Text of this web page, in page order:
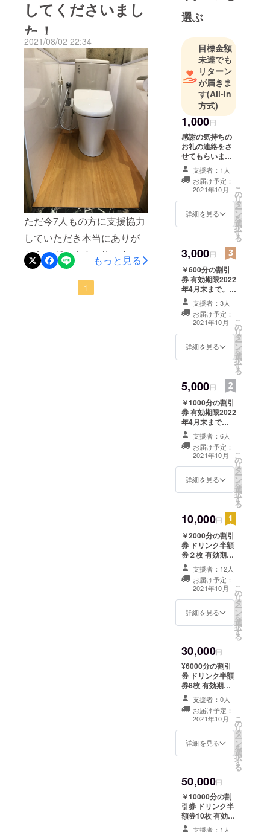
いの頃よりお父さん(大工の
極みの職人さん)といらっ
しゃっていて今回のますや
復活の話をしたところ快諾
してくれました！気持ちで
やってくれると話してくれ
ましたが今は彼はイチ大工
職人。プロにやってもらう
にもしっかりとやった分の
見返りを出したいと思って
います。そのためにももっ
と多くの支援協力してもら
える方をお願いします。そ
してここから始めて手伝っ
てもらうその他の職人さ
ん。また他のお客様で写真
家の方もいて写真に収め、
SNSなどで店の状態や新し
してくださいまし
た！
2021/08/02 22:34
ただ今7人もの方に支援協力
していただき本当にありが
とうございます。約50年
使っていて劣化した部分を
少しずつリノベーションし
もっと見る
1
選ぶ
目標金額
未達でも
リターン
が届きま
す(All-in
方式)
1,000円
感謝の気持ちの
お礼の連絡をさ
せてもらいま
す。支援者：1人
お届け予定：
2021年10月
詳細を見る
こ
の
リ
タ
ー
ン
を
選
択
す
る
3,000円
￥600分の割引
券 有効期限2022
年4月末まで。
メール又は店頭
引き渡しにて
支援者：3人
お届け予定：
2021年10月
詳細を見る
こ
の
リ
タ
ー
ン
を
選
択
す
る
5,000円
￥1000分の割引
券 有効期限2022
年4月末まで
メール又は店頭
引き渡しにて
支援者：6人
お届け予定：
2021年10月
詳細を見る
こ
の
リ
タ
ー
ン
を
選
択
す
る
10,000円
￥2000分の割引
券 ドリンク半額
券２枚 有効期限
2022年4月末ま
で メール又は店
頭引き渡しにて
支援者：12人
お届け予定：
2021年10月
詳細を見る
こ
の
リ
タ
ー
ン
を
選
択
す
る
30,000円
¥6000分の割引
券 ドリンク半額
券8枚 有効期限
2022年4月末ま
で メール又は店
頭引き渡しにて
支援者：0人
お届け予定：
2021年10月
詳細を見る
こ
の
リ
タ
ー
ン
を
選
択
す
る
50,000円
￥10000分の割
引券 ドリンク半
額券10枚 有効期
限2022年4月末
支援者：1人